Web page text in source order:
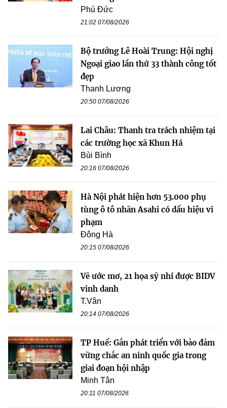
Phú Đức
21:02 07/08/2026
Bộ trưởng Lê Hoài Trung: Hội nghị
Ngoại giao lần thứ 33 thành công tốt
đẹp
Thanh Lương
20:50 07/08/2026
Lai Châu: Thanh tra trách nhiệm tại
các trường học xã Khun Há
Bùi Bình
20:16 07/08/2026
Hà Nội phát hiện hơn 53.000 phụ
tùng ô tô nhãn Asahi có dấu hiệu vi
phạm
Đông Hà
20:15 07/08/2026
Vẽ ước mơ, 21 họa sỹ nhí được BIDV
vinh danh
T.Vân
20:14 07/08/2026
TP Huế: Gắn phát triển với bảo đảm
vững chắc an ninh quốc gia trong
giai đoạn hội nhập
Minh Tân
20:11 07/08/2026